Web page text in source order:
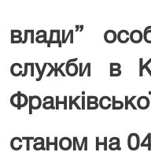
влади”
служби в
станом на